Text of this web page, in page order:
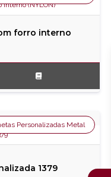
forro interno
1379
Personalizadas Metal